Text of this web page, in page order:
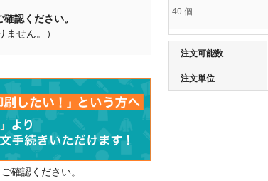
確認ください。
ません。）
確認ください。
40 個
60 個
注文可能数
注文単位